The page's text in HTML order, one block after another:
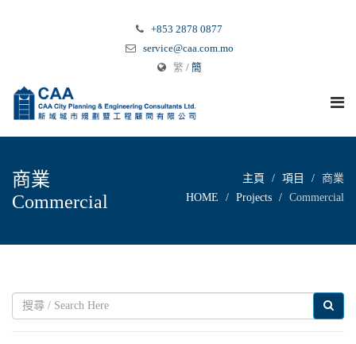
+853 2878 0877
service@caa.com.mo
繁 / 簡
商業
Commercial
主頁 項目
商業
HOME
Projects Commercial